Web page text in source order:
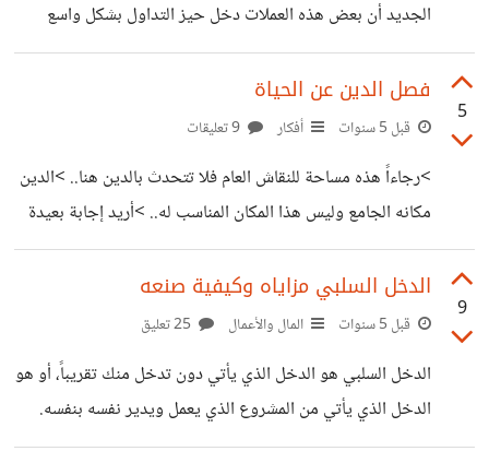
الجديد أن بعض هذه العملات دخل حيز التداول بشكل واسع
وأصبح وسيلة للبيع والشراء والاستثمار! العملة الرقمية هي عبارة
عن برمجية معقدة ومشفّرة يمكن تداولها بين الأجهزة المختلفة
دون وساطة البنوك، فكما نعلم أن التداول المتعارف عليه الآن
يحتاج إلى البنوك كوسيط ولا يتم استخدام أي عملة بمعنى أن
التداول يكون عبارة عن رقم يزيد في حساب وينقص في
الحساب المقابل. أما في العملة الرقمية فالأمر مختلف فهي كالمال
الحقيقي
5
فصل الدين عن الحياة
قبل 5 سنوات أفكار
>رجاءاً هذه مساحة للنقاش العام فلا تتحدث بالدين هنا.. >الدين
مكانه الجامع وليس هذا المكان المناسب له.. >أريد إجابة بعيدة
عن الدين.. >يجب الفصل بين الدين والسياسة.. >لا أريد مقالاً
دينياً أريد مقالاً واقعياً.. والكثير الكثير من مثل هذه العبارات
نسمعها هنا وهناك يحضنا فيها البعض عن الفصل بين الدين
والحياة.. فهل يمكن بالفعل الفصل بين الدين والحياة؟ وما سبب
ظهور نزعة الفصل هذه؟ أرى أنه يستحيل فصل الدين عن الحياة!
السبب في ذلك أن الإسلام جاء بنظام شامل لكل
9
الدخل السلبي مزاياه وكيفية صنعه
قبل 5 سنوات المال والأعمال
الدخل السلبي هو الدخل الذي يأتي دون تدخل منك تقريباً، أو هو
الدخل الذي يأتي من المشروع الذي يعمل ويدير نفسه بنفسه.
هذا باختصار هو تعريف الدخل السلبي، إنه دخل يأتيك بغير